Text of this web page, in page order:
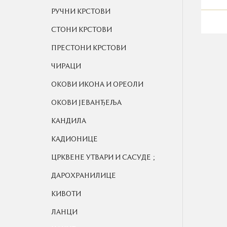
РУЧНИ КРСТОВИ
СТОНИ КРСТОВИ
ПРЕСТОНИ КРСТОВИ
ЧИРАЦИ
ОКОВИ ИКОНА И ОРЕОЛИ
ОКОВИ ЈЕВАНЂЕЉА
КАНДИЛА
КАДИОНИЦЕ
;
ЦРКВЕНЕ УТВАРИ И САСУДЕ
ДАРОХРАНИЛИЦЕ
КИВОТИ
ЛАНЦИ